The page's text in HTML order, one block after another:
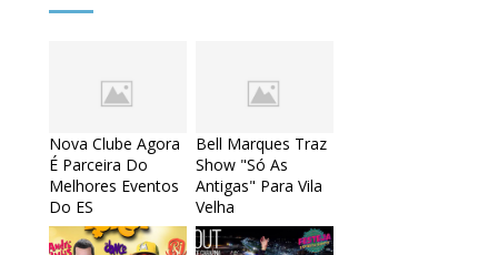
Nova Clube Agora
É Parceira Do
Melhores Eventos
Do ES
Bell Marques Traz
Show "Só As
Antigas" Para Vila
Velha